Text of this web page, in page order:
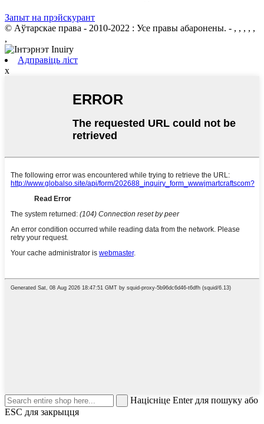
Запыт на прэйскурант
© Аўтарскае права - 2010-2022 : Усе правы абаронены. - , , , , ,
,
Адправіць ліст
x
Націсніце Enter для пошуку або
ESC для закрыцця